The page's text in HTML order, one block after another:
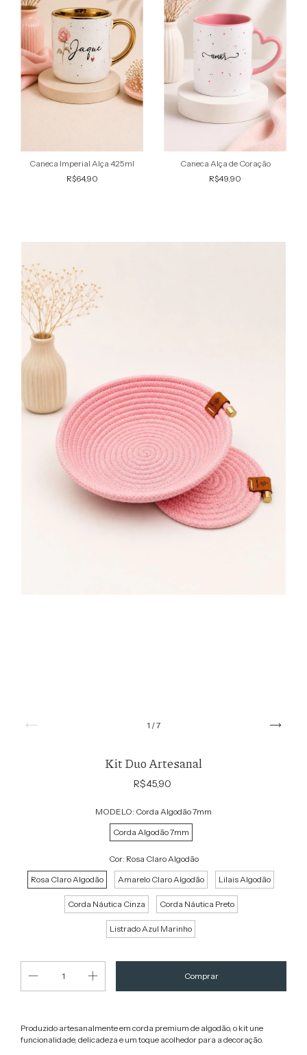
Caneca Imperial Alça 425ml
R$64,90
Caneca Alça de Coração
R$49,90
1 /7
Kit Duo Artesanal
R$45,90
MODELO: Corda Algodão 7mm
Corda Algodão 7mm
Cor: Rosa Claro Algodão
Rosa Claro Algodão
Amarelo Claro Algodão Lilais Algodão
Corda Náutica Cinza Corda Náutica Preto
Listrado Azul Marinho
Produzido artesanalmente em corda premium de algodão, o kit une
funcionalidade, delicadeza e um toque acolhedor para a decoração.